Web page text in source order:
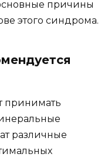
причины
этого синдрома.
принимать
различные